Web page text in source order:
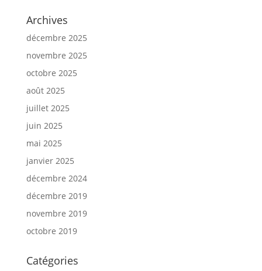
Archives
décembre 2025
novembre 2025
octobre 2025
août 2025
juillet 2025
juin 2025
mai 2025
janvier 2025
décembre 2024
décembre 2019
novembre 2019
octobre 2019
Catégories